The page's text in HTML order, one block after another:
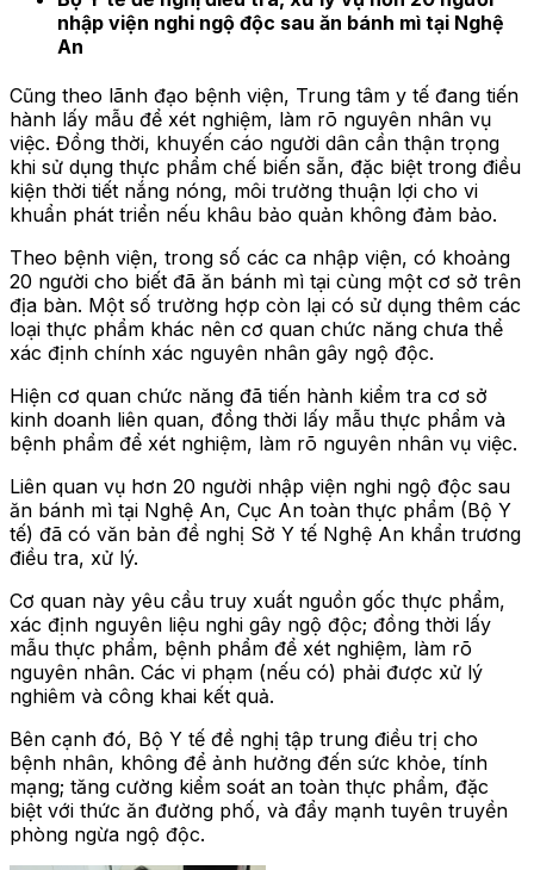
nhập viện nghi ngộ độc sau ăn bánh mì tại Nghệ
An
Cũng theo lãnh đạo bệnh viện, Trung tâm y tế đang tiến
hành lấy mẫu để xét nghiệm, làm rõ nguyên nhân vụ
việc. Đồng thời, khuyến cáo người dân cần thận trọng
khi sử dụng thực phẩm chế biến sẵn, đặc biệt trong điều
kiện thời tiết nắng nóng, môi trường thuận lợi cho vi
khuẩn phát triển nếu khâu bảo quản không đảm bảo.
Theo bệnh viện, trong số các ca nhập viện, có khoảng
20 người cho biết đã ăn bánh mì tại cùng một cơ sở trên
địa bàn. Một số trường hợp còn lại có sử dụng thêm các
loại thực phẩm khác nên cơ quan chức năng chưa thể
xác định chính xác nguyên nhân gây ngộ độc.
Hiện cơ quan chức năng đã tiến hành kiểm tra cơ sở
kinh doanh liên quan, đồng thời lấy mẫu thực phẩm và
bệnh phẩm để xét nghiệm, làm rõ nguyên nhân vụ việc.
Liên quan vụ hơn 20 người nhập viện nghi ngộ độc sau
ăn bánh mì tại Nghệ An, Cục An toàn thực phẩm (Bộ Y
tế) đã có văn bản đề nghị Sở Y tế Nghệ An khẩn trương
điều tra, xử lý.
Cơ quan này yêu cầu truy xuất nguồn gốc thực phẩm,
xác định nguyên liệu nghi gây ngộ độc; đồng thời lấy
mẫu thực phẩm, bệnh phẩm để xét nghiệm, làm rõ
nguyên nhân. Các vi phạm (nếu có) phải được xử lý
nghiêm và công khai kết quả.
Bên cạnh đó, Bộ Y tế đề nghị tập trung điều trị cho
bệnh nhân, không để ảnh hưởng đến sức khỏe, tính
mạng; tăng cường kiểm soát an toàn thực phẩm, đặc
biệt với thức ăn đường phố, và đẩy mạnh tuyên truyền
phòng ngừa ngộ độc.